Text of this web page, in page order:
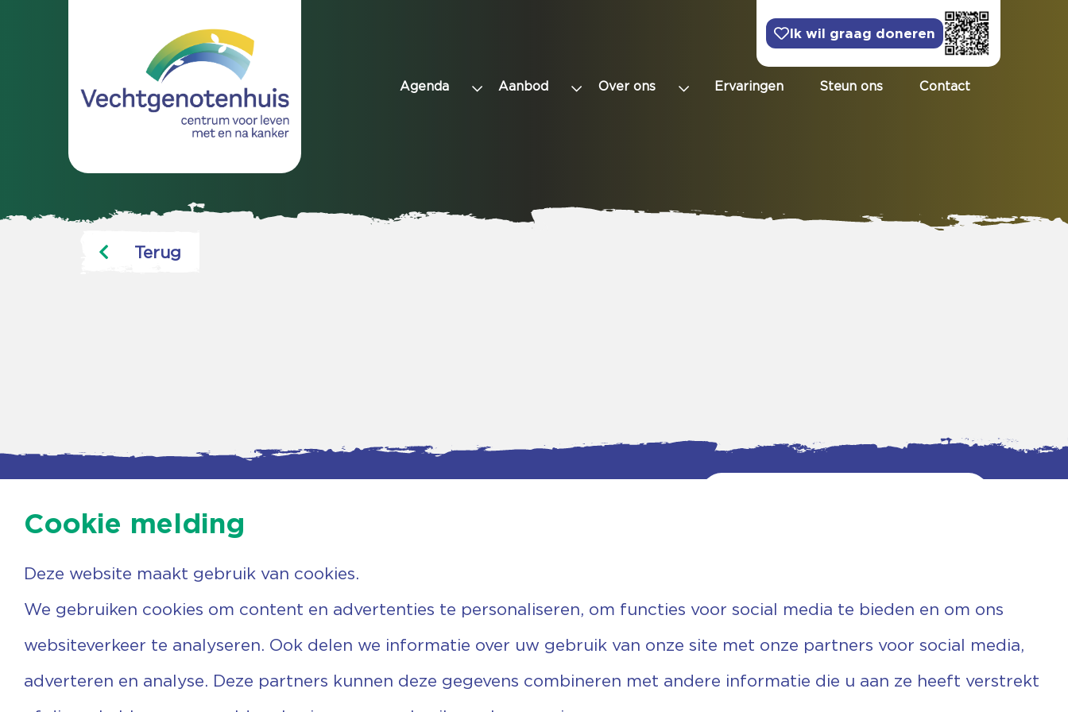
Ik wil graag doneren
Agenda Aanbod Over ons Ervaringen Steun ons Contact
Terug
Agenda
Nieuwsbrief
Vrijwilligers
Steun ons
Contactgegevens
7731 PA Ommen
0529 455 767
info@vechtgenoten.nl
Fiscaal: 819280288
Rek.nr: NL85RABO0127579230
Cookie melding
Deze website maakt gebruik van cookies.
We gebruiken cookies om content en advertenties te personaliseren, om functies voor social media te bieden en om ons
websiteverkeer te analyseren. Ook delen we informatie over uw gebruik van onze site met onze partners voor social media,
adverteren en analyse. Deze partners kunnen deze gegevens combineren met andere informatie die u aan ze heeft verstrekt